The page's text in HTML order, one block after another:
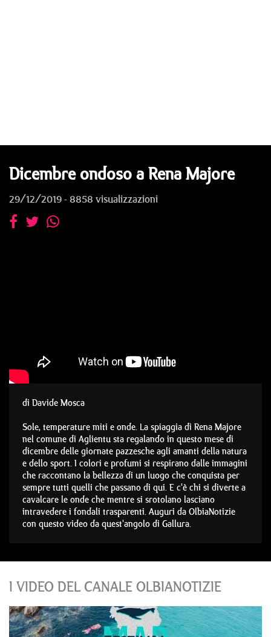
Dicembre ondoso a Rena Majore
29/12/2019 - 8858 visualizzazioni
di Davide Mosca
Sole, temperature miti e onde. La spiaggia di Rena Majore
nel comune di Aglientu sta regalando in questo mese di
dicembre delle giornate pazzesche agli amanti della natura
e dello sport. I colori e profumi si respirano dalle immagini
che raccontano la bellezza di un luogo che conquista per
sempre tutti quelli che passano di qui. E c'è chi si diverte a
cavalcare le onde che mentre si srotolano lasciano
intravedere i fondali trasparenti. Auguri da OlbiaNotizie
con questo video da quest'angolo di Gallura.
I VIDEO DEL CANALE OLBIANOTIZIE